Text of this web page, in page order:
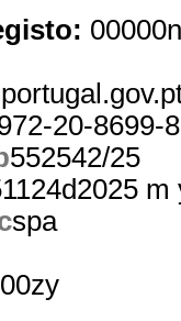
20-8699-8
552542/25
spa